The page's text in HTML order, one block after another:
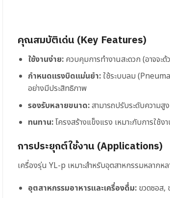
คุณสมบัติเด่น (Key Features)
ใช้งานง่าย:ควบคุมการทำงานสะดวก (อาจจะ
กำหนดแรงบิดแม่นยำ:ใช้ระบบลม
อย่างมีประสิทธิภาพ
รองรับหลายขนาด:สามารถปรับระดับความสู
ทนทาน:โครงสร้างแข็งแรง เหมาะกับการใช้
การประยุกต์ใช้งาน (Applications)
เครื่องรุ่น YL-p เหมาะสำหรับอุตสาหกรรมหลาก
อุตสาหกรรมอาหารและเครื่องดื่ม:ขวดซอส,